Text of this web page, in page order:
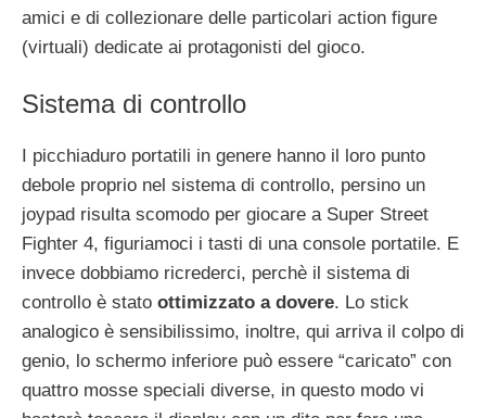
amici e di collezionare delle particolari action figure
(virtuali) dedicate ai protagonisti del gioco.
Sistema di controllo
I picchiaduro portatili in genere hanno il loro punto
debole proprio nel sistema di controllo, persino un
joypad risulta scomodo per giocare a Super Street
Fighter 4, figuriamoci i tasti di una console portatile. E
invece dobbiamo ricrederci, perchè il sistema di
controllo è stato ottimizzato a dovere. Lo stick
analogico è sensibilissimo, inoltre, qui arriva il colpo di
genio, lo schermo inferiore può essere “caricato” con
quattro mosse speciali diverse, in questo modo vi